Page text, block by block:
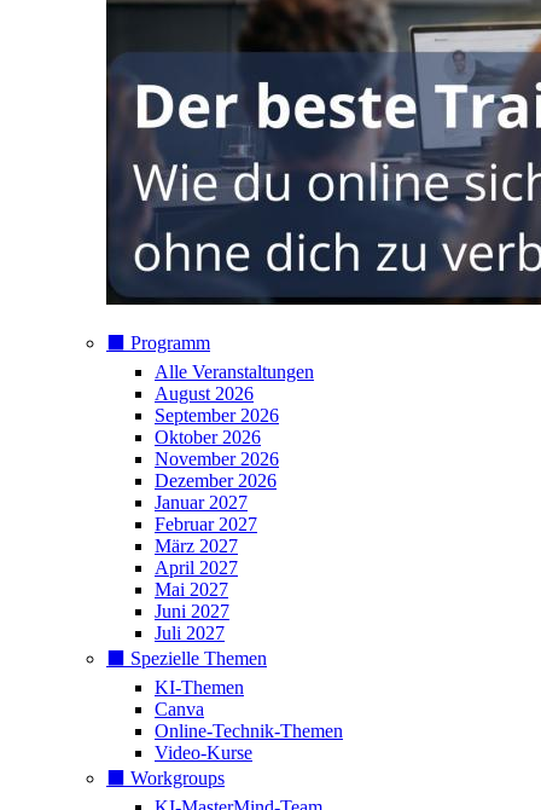
⬛️ Programm
Alle Veranstaltungen
August 2026
September 2026
Oktober 2026
November 2026
Dezember 2026
Januar 2027
Februar 2027
März 2027
April 2027
Mai 2027
Juni 2027
Juli 2027
⬛️ Spezielle Themen
KI-Themen
Canva
Online-Technik-Themen
Video-Kurse
⬛️ Workgroups